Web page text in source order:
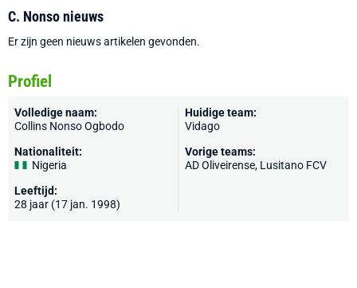
C. Nonso nieuws
Er zijn geen nieuws artikelen gevonden.
Profiel
Volledige naam:
Collins Nonso Ogbodo
Nationaliteit:
Nigeria
Leeftijd:
28 jaar (17 jan. 1998)
Huidige team:
Vidago
Vorige teams:
AD Oliveirense, Lusitano FCV